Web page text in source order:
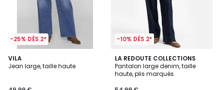
-25% DÈS 2*
VILA
Jean large, taille haute
4,9
/ 5
2
Couleurs
-10% DÈS 2*
LA REDOUTE COLLECTIONS
Pantalon large denim, taille
haute, plis marqués
4,5
/ 5